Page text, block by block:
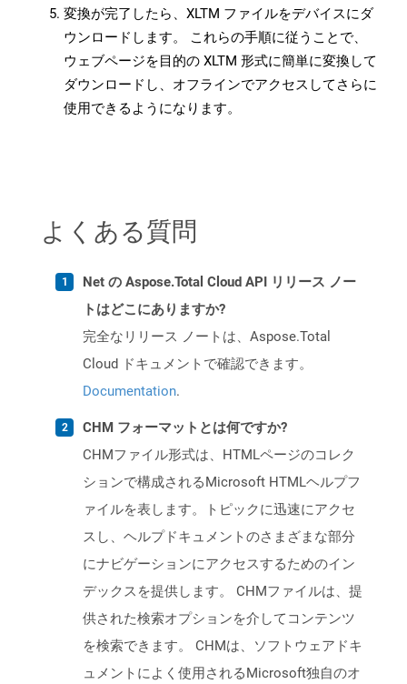
変換が完了したら、XLTM ファイルをデバイスにダ
ウンロードします。 これらの手順に従うことで、
ウェブページを目的の XLTM 形式に簡単に変換して
ダウンロードし、オフラインでアクセスしてさらに
使用できるようになります。
よくある質問
Net の Aspose.Total Cloud API リリース ノー
トはどこにありますか?
完全なリリース ノートは、Aspose.Total
Cloud ドキュメントで確認できます。
Documentation.
CHM フォーマットとは何ですか?
CHMファイル形式は、HTMLページのコレク
ションで構成されるMicrosoft HTMLヘルプフ
ァイルを表します。トピックに迅速にアクセ
スし、ヘルプドキュメントのさまざまな部分
にナビゲーションにアクセスするためのイン
デックスを提供します。 CHMファイルは、提
供された検索オプションを介してコンテンツ
を検索できます。 CHMは、ソフトウェアドキ
ュメントによく使用されるMicrosoft独自のオ